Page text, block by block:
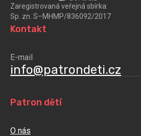
Zaregistrovaná veřejná sbírka:
Sp. zn. S–MHMP/836092/2017
Patron dětí
O nás
Kontakt
E-mail
info@patrondeti.cz